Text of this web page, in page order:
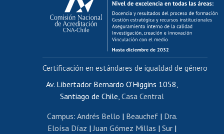
Postulación al AUCAI
Funcionarias/os
Cursos internos de capacitación
Bienestar del personal
Portal de movilidad interna
Certificado de renta
Certificado de renta honorarios
Editar páginas blancas
Av. Libertador Bernardo O'Higgins 1058,
Santiago de Chile, Casa Central
Campus: Andrés Bello | Beauchef| Dra.
Eloísa Díaz | Juan Gómez Millas | Sur |
Certificación en estándares de igualdad de género